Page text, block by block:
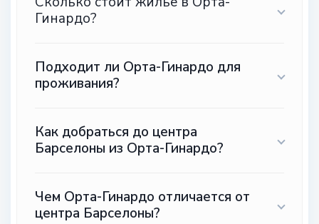
Гинардо?
Подходит ли Орта-Гинардо для
проживания?
Как добраться до центра
Барселоны из Орта-Гинардо?
Чем Орта-Гинардо отличается от
центра Барселоны?